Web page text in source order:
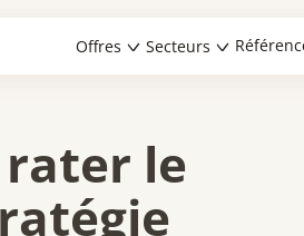
Offres Secteurs
le